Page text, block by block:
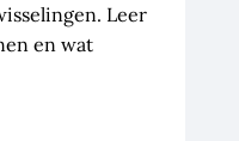
Leer
en wat